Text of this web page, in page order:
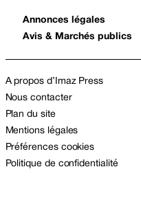
Annonces légales
Avis & Marchés publics
A propos d’Imaz Press
Nous contacter
Plan du site
Mentions légales
Préférences cookies
Politique de confidentialité